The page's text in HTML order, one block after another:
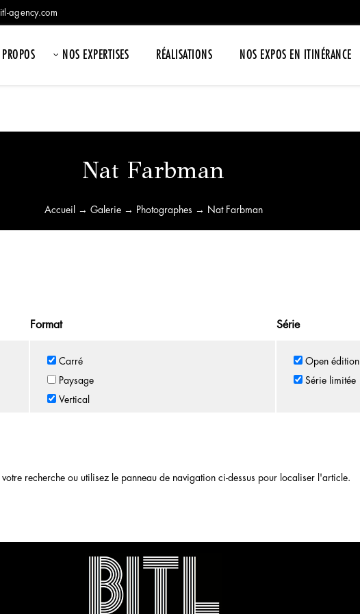
agency.com
NOS EXPERTISES RÉALISATIONS NOS EXPOS EN ITINÉRANCE
Nat Farbman
Accueil → Galerie→ Photographes → Nat Farbman
Format
Carré
Paysage
Vertical
Série
Open édition
Série limitée
recherche ou utilisez le panneau de navigation ci-dessus pour localiser l'article.